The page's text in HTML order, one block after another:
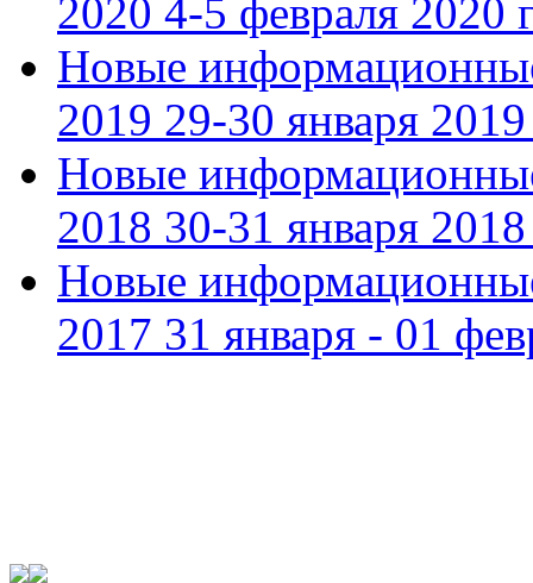
2020 4-5 февраля 2020
Новые
2019 29-30 января 2019
Новые
2018 30-31 января 2018
Новые
2017 31 января - 01